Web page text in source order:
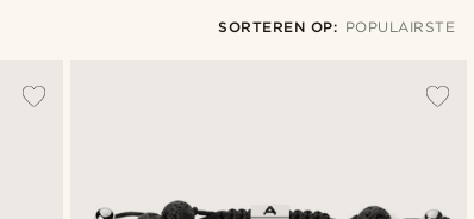
SORTEREN OP: POPULAIRSTE